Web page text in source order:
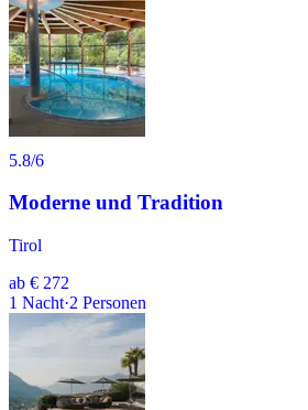
5.8/6
Moderne und Tradition
Tirol
ab € 272
1 Nacht·2 Personen